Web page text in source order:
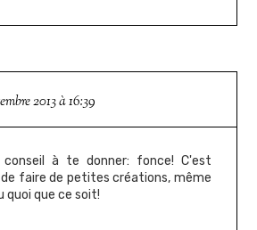
2013 à 16:39
à te donner: fonce! C'est
faire de petites créations, même
quoi que ce soit!